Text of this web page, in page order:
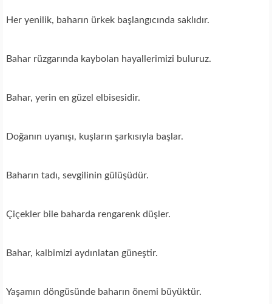
Her yenilik, baharın ürkek başlangıcında saklıdır.
Bahar rüzgarında kaybolan hayallerimizi buluruz.
Bahar, yerin en güzel elbisesidir.
Doğanın uyanışı, kuşların şarkısıyla başlar.
Baharın tadı, sevgilinin gülüşüdür.
Çiçekler bile baharda rengarenk düşler.
Bahar, kalbimizi aydınlatan güneştir.
Yaşamın döngüsünde baharın önemi büyüktür.